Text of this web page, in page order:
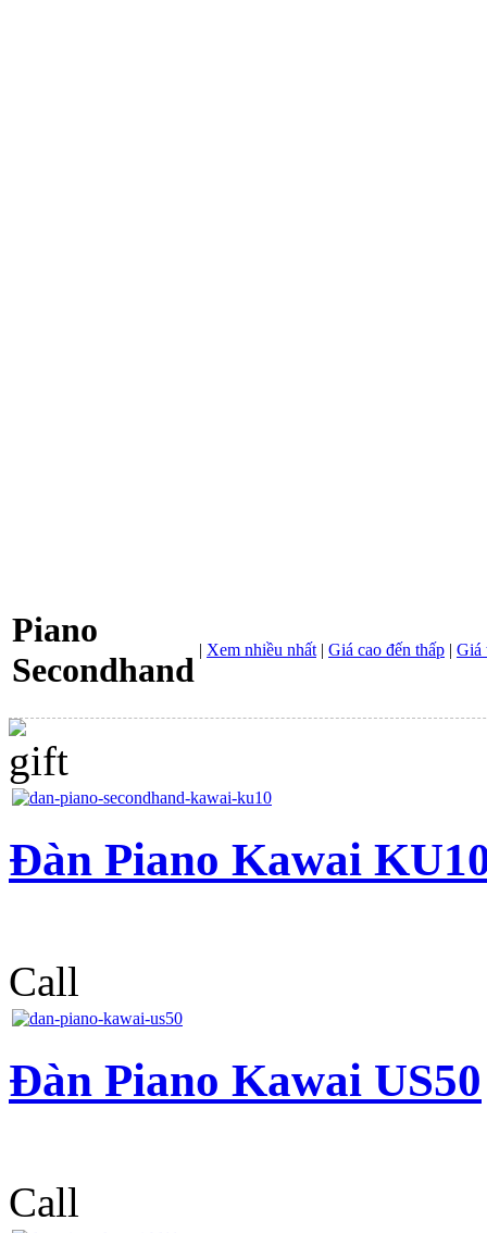
Piano
Secondhand
| Xem nhiều nhất | Giá cao đến thấp | Giá
Đàn Piano Kawai
Call
Đàn Piano Kawai US50
Call